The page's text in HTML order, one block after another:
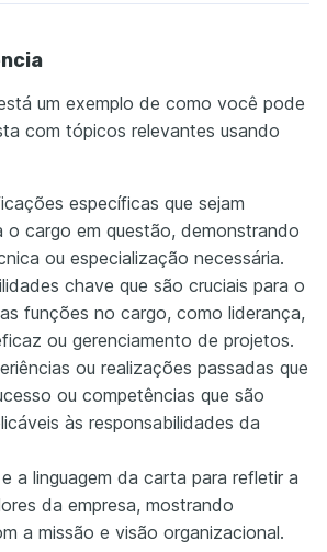
um exemplo de como você pode
com tópicos relevantes usando
específicas que sejam
o cargo em questão, demonstrando
ou especialização necessária.
chave que são cruciais para o
funções no cargo, como liderança,
ou gerenciamento de projetos.
ou realizações passadas que
ou competências que são
às responsabilidades da
a linguagem da carta para refletir a
da empresa, mostrando
a missão e visão organizacional.